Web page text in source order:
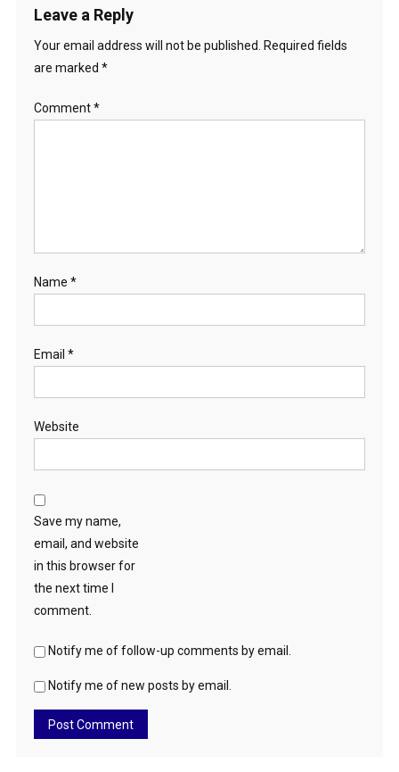
Leave a Reply
Your email address will not be published.
Required fields
are marked *
Comment*
Name *
Email *
Website
Save my name,
email, and website
in this browser for
the next time I
comment.
Notify me of follow-up comments by email.
Notify me of new posts by email.